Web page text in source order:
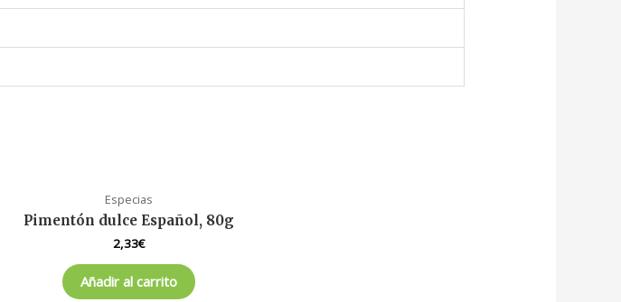
Especias
Pimentón dulce Español, 80g
2,33€
Añadir al carrito